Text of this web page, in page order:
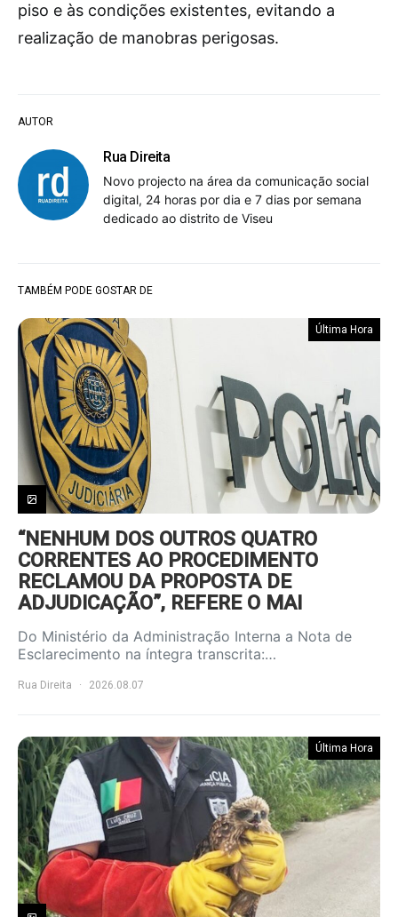
AUTOR
Rua Direita
Novo projecto na área da comunicação social
digital, 24 horas por dia e 7 dias por semana
dedicado ao distrito de Viseu
piso e às condições existentes, evitando a
realização de manobras perigosas.
TAMBÉM PODE GOSTAR DE
Última Hora
“NENHUM DOS OUTROS QUATRO
CORRENTES AO PROCEDIMENTO
RECLAMOU DA PROPOSTA DE
ADJUDICAÇÃO”, REFERE O MAI
Do Ministério da Administração Interna a Nota de
Esclarecimento na íntegra transcrita:…
Rua Direita 2026.08.07
Última Hora